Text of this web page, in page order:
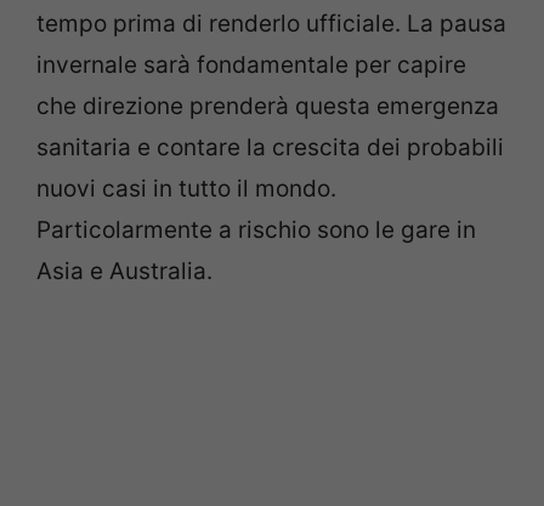
tempo prima di renderlo ufficiale. La pausa
invernale sarà fondamentale per capire
che direzione prenderà questa emergenza
sanitaria e contare la crescita dei probabili
nuovi casi in tutto il mondo.
Particolarmente a rischio sono le gare in
Asia e Australia.